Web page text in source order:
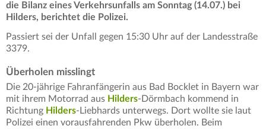
die Bilanz eines Verkehrsunfalls am Sonntag (14.07.) bei
Hilders, berichtet die Polizei.
Passiert sei der Unfall gegen 15:30 Uhr auf der Landesstraße
3379.
Überholen misslingt
Die 20-jährige Fahranfängerin aus Bad Bocklet in Bayern war
mit ihrem Motorrad aus Hilders-Dörmbach kommend in
Richtung Hilders-Liebhards unterwegs. Dort wollte sie laut
Polizei einen vorausfahrenden Pkw überholen. Beim